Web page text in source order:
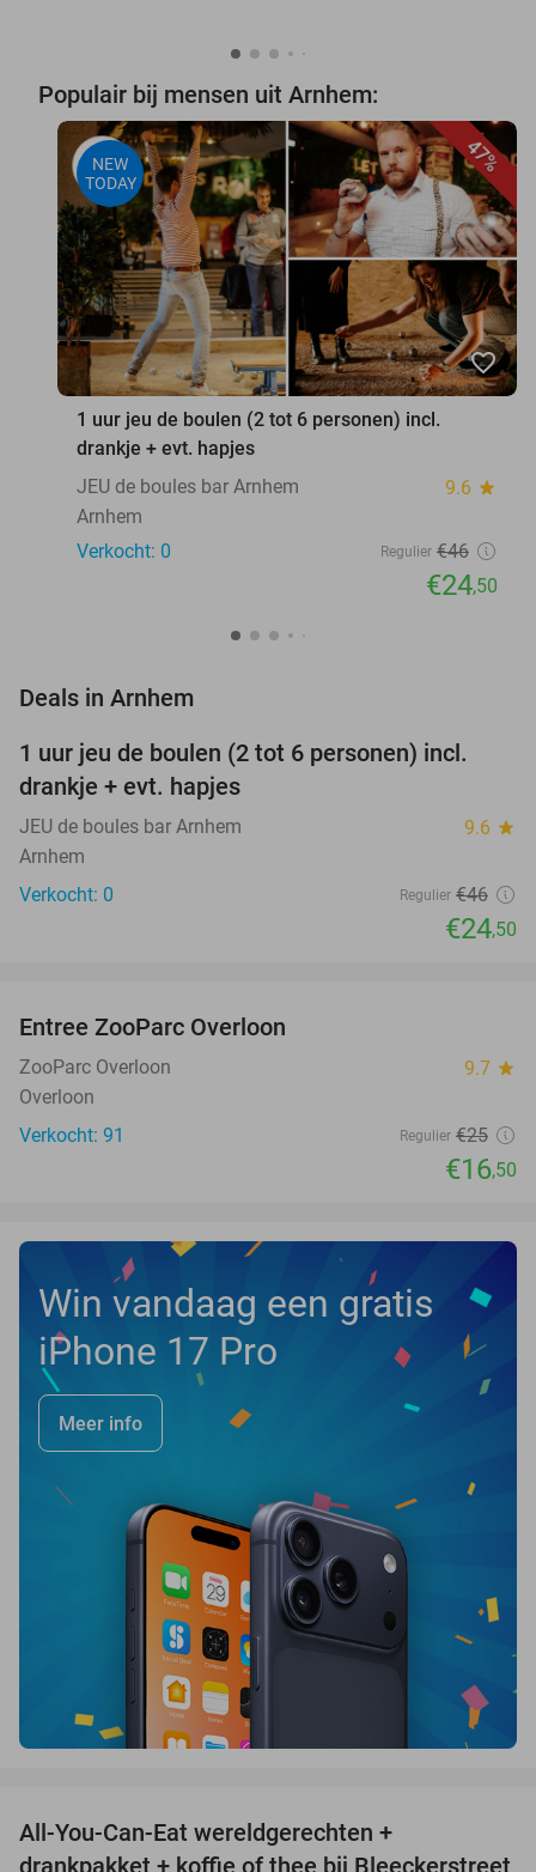
Populair bij mensen uit Arnhem:
47%
NEW
TODAY
favorite_border
1 uur jeu de boulen (2 tot 6 personen) incl.
drankje + evt. hapjes
JEU de boules bar Arnhem
9.6 star
Arnhem
Verkocht: 0
Regulier €46
€24,50
Deals in Arnhem
47%
NEW
TODAY
1 uur jeu de boulen (2 tot 6 personen) incl.
drankje + evt. hapjes
JEU de boules bar Arnhem 9.6 star
Arnhem
Verkocht: 0
Regulier €46
€24,50
TODAY
Entree ZooParc Overloon
ZooParc Overloon 9.7 star
Overloon
Verkocht: 91
Regulier €25
€16,50
Win vandaag een gratis
iPhone 17 Pro
Meer info
All-You-Can-Eat wereldgerechten +